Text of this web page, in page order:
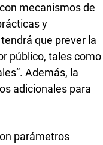
mecanismos de
y
que prever la
público, tales como
Además, la
adicionales para
parámetros